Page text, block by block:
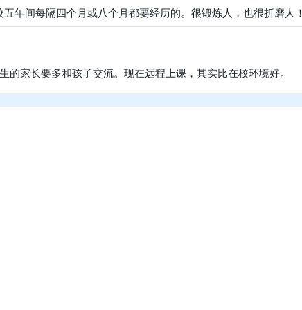
年间每隔四个月或八个月都要经历的。很锻炼人，也很折磨人！
家长要多和孩子交流。现在远程上课，其实比在校环境好。